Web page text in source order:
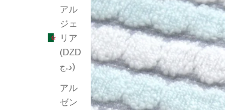
アル
ジェ
リア
(DZD
د.ج)
アル
ゼン